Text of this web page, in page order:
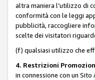
altra maniera l’utilizzo di
conformità con le leggi
pubblicità, raccogliere
scelte dei visitatori
(f) qualsiasi utilizzo che
4. Restrizioni
in connessione con un